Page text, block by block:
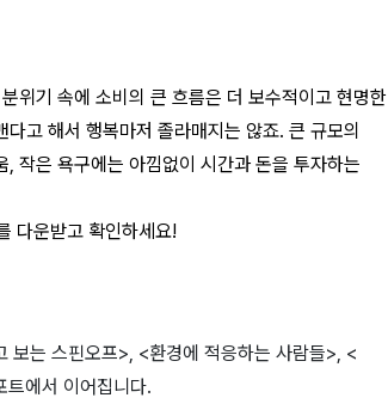
위기 속에 소비의 큰 흐름은 더 보수적이고 현명한
고 해서 행복마저 졸라매지는 않죠. 큰 규모의
작은 욕구에는 아낌없이 시간과 돈을 투자하는
다운받고 확인하세요!
보는 스핀오프>, <환경에 적응하는 사람들>, <
에서 이어집니다.